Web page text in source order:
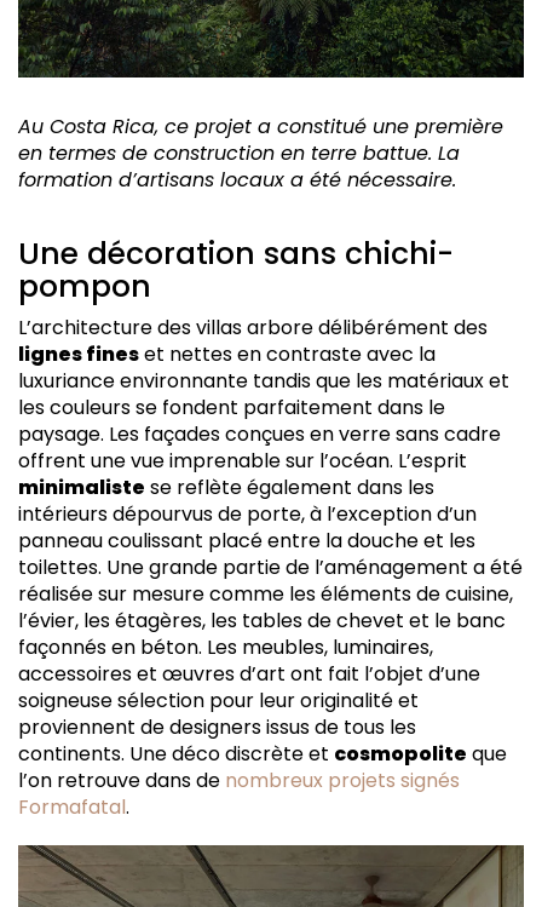
Au Costa Rica, ce projet a constitué une première
en termes de construction en terre battue. La
formation d’artisans locaux a été nécessaire.
Une décoration sans chichi-
pompon
L’architecture des villas arbore délibérément des
lignes fineset nettes en contraste avec la
luxuriance environnante tandis que les matériaux et
les couleurs se fondent parfaitement dans le
paysage. Les façades conçues en verre sans cadre
offrent une vue imprenable sur l’océan. L’esprit
minimaliste se reflète également dans les
intérieurs dépourvus de porte, à l’exception d’un
panneau coulissant placé entre la douche et les
toilettes. Une grande partie de l’aménagement a été
réalisée sur mesure comme les éléments de cuisine,
l’évier, les étagères, les tables de chevet et le banc
façonnés en béton. Les meubles, luminaires,
accessoires et œuvres d’art ont fait l’objet d’une
soigneuse sélection pour leur originalité et
proviennent de designers issus de tous les
continents. Une déco discrète et cosmopolite que
l’on retrouve dans de nombreux projets signés
Formafatal.